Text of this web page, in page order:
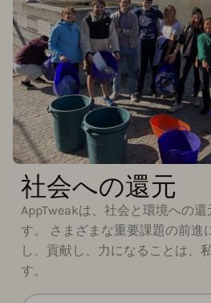
社会への還元
AppTweakは、社会と環境への
す。 さまざまな重要課題の前進
し、貢献し、力になることは、
す。